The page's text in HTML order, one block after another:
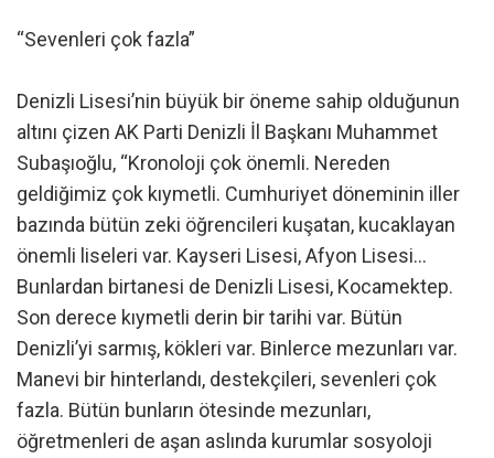
“Sevenleri çok fazla”
Denizli Lisesi’nin büyük bir öneme sahip olduğunun
altını çizen AK Parti Denizli İl Başkanı Muhammet
Subaşıoğlu, “Kronoloji çok önemli. Nereden
geldiğimiz çok kıymetli. Cumhuriyet döneminin iller
bazında bütün zeki öğrencileri kuşatan, kucaklayan
önemli liseleri var. Kayseri Lisesi, Afyon Lisesi…
Bunlardan birtanesi de Denizli Lisesi, Kocamektep.
Son derece kıymetli derin bir tarihi var. Bütün
Denizli’yi sarmış, kökleri var. Binlerce mezunları var.
Manevi bir hinterlandı, destekçileri, sevenleri çok
fazla. Bütün bunların ötesinde mezunları,
öğretmenleri de aşan aslında kurumlar sosyoloji